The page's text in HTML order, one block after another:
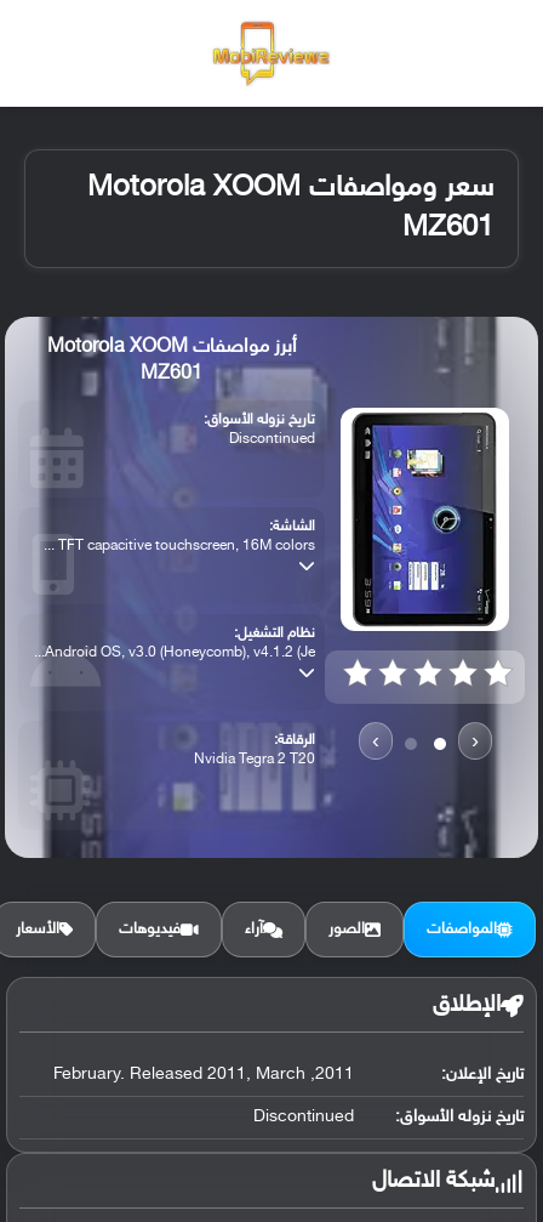
سعر ومواصفات Motorola XOOM
MZ601
‹
›
أبرز مواصفات Motorola XOOM
MZ601
تاريخ نزوله الأسواق:
Discontinued
الشاشة:
TFT capacitive touchscreen, 16M colors ...
نظام التشغيل:
Android OS, v3.0 (Honeycomb), v4.1.2 (Je...
الرقاقة:
Nvidia Tegra 2 T20
الرام / التخزين:
المواصفات الصور آراء فيديوهات الأسعار
الإطلاق
تاريخ الإعلان: 2011, February. Released 2011, March
تاريخ نزوله الأسواق: Discontinued
شبكة الاتصال